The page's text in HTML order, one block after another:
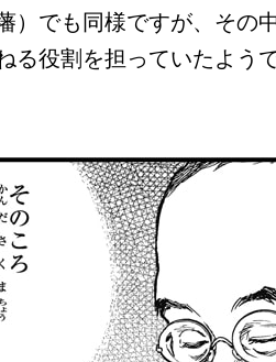
）でも同様ですが、その
役割を担っていたようで